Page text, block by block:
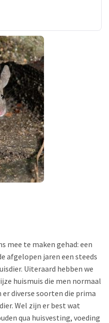
mee te maken gehad: een
afgelopen jaren een steeds
Uiteraard hebben we
huismuis die men normaal
diverse soorten die prima
Wel zijn er best wat
qua huisvesting, voeding